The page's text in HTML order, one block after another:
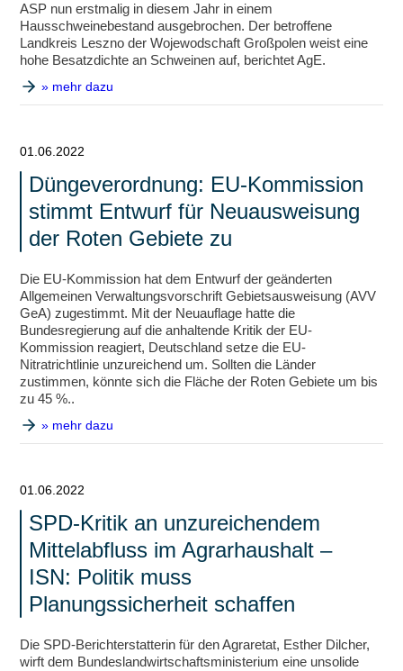
ASP nun erstmalig in diesem Jahr in einem
Hausschweinebestand ausgebrochen. Der betroffene
Landkreis Leszno der Wojewodschaft Großpolen weist eine
hohe Besatzdichte an Schweinen auf, berichtet AgE.
» mehr dazu
01.06.2022
Düngeverordnung: EU-Kommission
stimmt Entwurf für Neuausweisung
der Roten Gebiete zu
Die EU-Kommission hat dem Entwurf der geänderten
Allgemeinen Verwaltungsvorschrift Gebietsausweisung (AVV
GeA) zugestimmt. Mit der Neuauflage hatte die
Bundesregierung auf die anhaltende Kritik der EU-
Kommission reagiert, Deutschland setze die EU-
Nitratrichtlinie unzureichend um. Sollten die Länder
zustimmen, könnte sich die Fläche der Roten Gebiete um bis
zu 45 %..
» mehr dazu
01.06.2022
SPD-Kritik an unzureichendem
Mittelabfluss im Agrarhaushalt –
ISN: Politik muss
Planungssicherheit schaffen
Die SPD-Berichterstatterin für den Agraretat, Esther Dilcher,
wirft dem Bundeslandwirtschaftsministerium eine unsolide